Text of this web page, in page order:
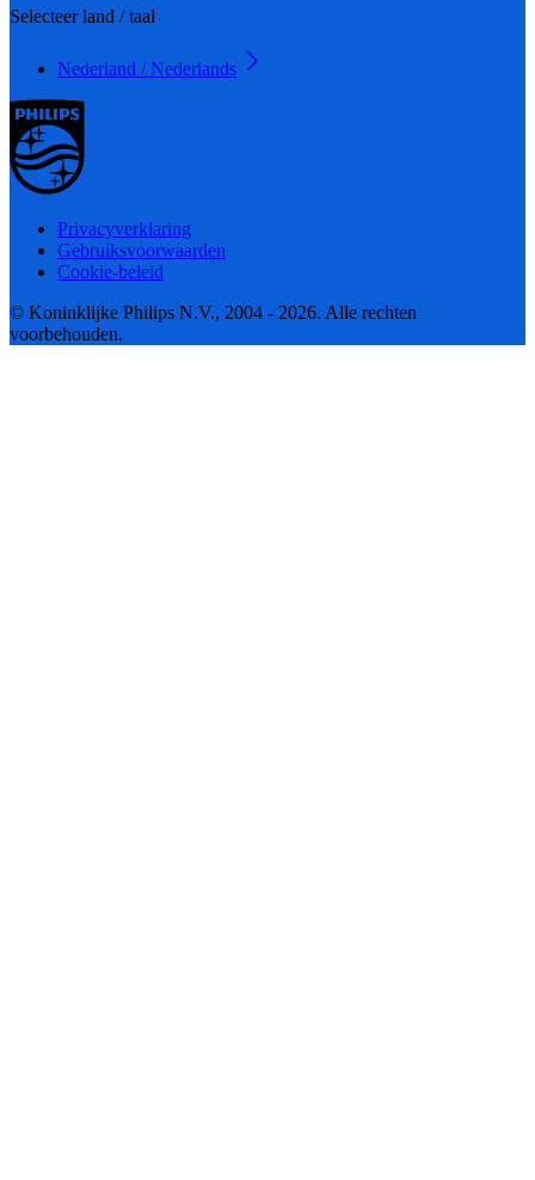
Selecteer land / taal
Nederland / Nederlands
Privacyverklaring
Gebruiksvoorwaarden
Cookie-beleid
© Koninklijke Philips N.V., 2004 - 2026. Alle rechten
voorbehouden.